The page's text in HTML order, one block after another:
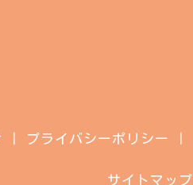
プライバシーポリシー
サイトマップ